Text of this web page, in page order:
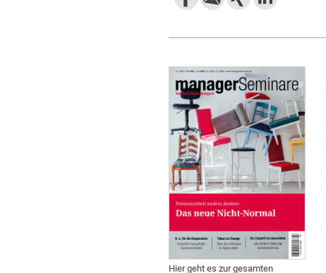
Hier geht es zur gesamten